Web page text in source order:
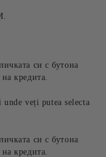
си с бутона
кредита.
veți putea selecta
си с бутона
кредита.